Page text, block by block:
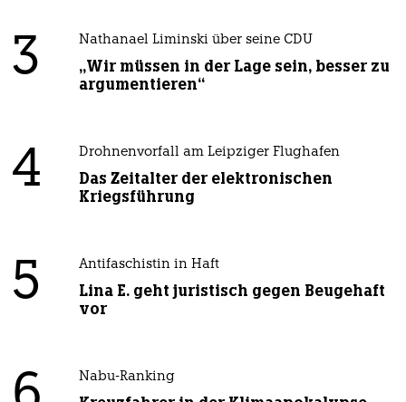
3 Nathanael Liminski über seine CDU
„Wir müssen in der Lage sein, besser zu
argumentieren“
4 Drohnenvorfall am Leipziger Flughafen
Das Zeitalter der elektronischen
Kriegsführung
5 Antifaschistin in Haft
Lina E. geht juristisch gegen Beugehaft
vor
Nabu-Ranking